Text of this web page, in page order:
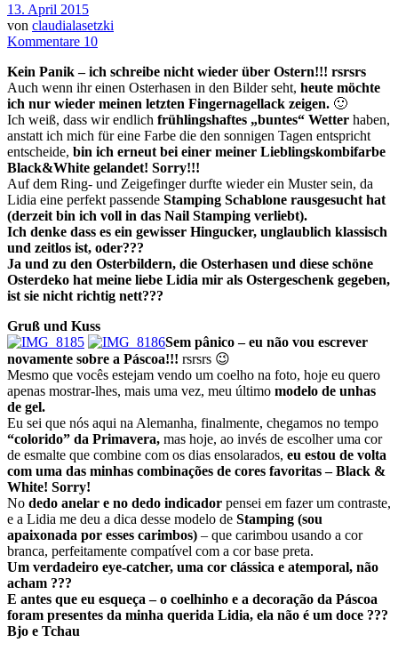
13. April 2015
von claudialasetzki
Kommentare 10
Kein Panik – ich schreibe nicht wieder über Ostern!!! rsrsrs
Auch wenn ihr einen Osterhasen in den Bilder seht, heute möchte
ich nur wieder meinen letzten Fingernagellack zeigen. 🙂
Ich weiß, dass wir endlich frühlingshaftes „buntes“ Wetter haben,
anstatt ich mich für eine Farbe die den sonnigen Tagen entspricht
entscheide, bin ich erneut bei einer meiner Lieblingskombifarbe
Black&White gelandet! Sorry!!!
Auf dem Ring- und Zeigefinger durfte wieder ein Muster sein, da
Lidia eine perfekt passende Stamping Schablone rausgesucht hat
(derzeit bin ich voll in das Nail Stamping verliebt).
Ich denke dass es ein gewisser Hingucker, unglaublich klassisch
und zeitlos ist, oder???
Ja und zu den Osterbildern, die Osterhasen und diese schöne
Osterdeko hat meine liebe Lidia mir als Ostergeschenk gegeben,
ist sie nicht richtig nett???
Gruß und Kuss
Sem pânico – eu não vou escrever
novamente sobre a Páscoa!!! rsrsrs 😉
Mesmo que vocês estejam vendo um coelho na foto, hoje eu quero
apenas mostrar-lhes, mais uma vez, meu último modelo de unhas
de gel.
Eu sei que nós aqui na Alemanha, finalmente, chegamos no tempo
“colorido” da Primavera, mas hoje, ao invés de escolher uma cor
de esmalte que combine com os dias ensolarados, eu estou de volta
com uma das minhas combinações de cores favoritas – Black &
White! Sorry!
No dedo anelar e no dedo indicador pensei em fazer um contraste,
e a Lidia me deu a dica desse modelo de Stamping (sou
apaixonada por esses carimbos) – que carimbou usando a cor
branca, perfeitamente compatível com a cor base preta.
Um verdadeiro eye-catcher, uma cor clássica e atemporal, não
acham ???
E antes que eu esqueça – o coelhinho e a decoração da Páscoa
foram presentes da minha querida Lidia, ela não é um doce ???
Bjo e Tchau